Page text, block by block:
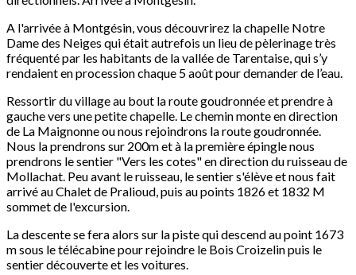
A l'arrivée à Montgésin, vous découvrirez la chapelle Notre
Dame des Neiges qui était autrefois un lieu de pèlerinage très
fréquenté par les habitants de la vallée de Tarentaise, qui s’y
rendaient en procession chaque 5 août pour demander de l’eau.
Ressortir du village au bout la route goudronnée et prendre à
gauche vers une petite chapelle. Le chemin monte en direction
de La Maignonne ou nous rejoindrons la route goudronnée.
Nous la prendrons sur 200m et à la première épingle nous
prendrons le sentier "Vers les cotes" en direction du ruisseau de
Mollachat. Peu avant le ruisseau, le sentier s'élève et nous fait
arrivé au Chalet de Pralioud, puis au points 1826 et 1832 M
sommet de l'excursion.
La descente se fera alors sur la piste qui descend au point 1673
m sous le télécabine pour rejoindre le Bois Croizelin puis le
sentier découverte et les voitures.